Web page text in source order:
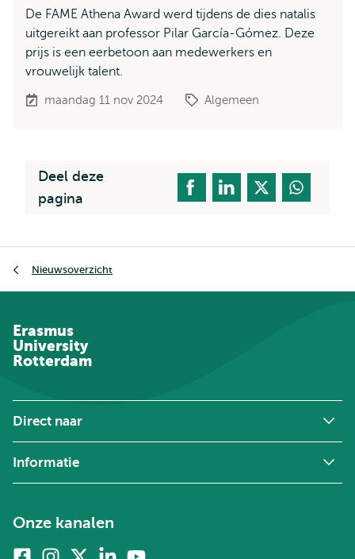
De FAME Athena Award werd tijdens de dies natalis
uitgereikt aan professor Pilar García-Gómez. Deze
prijs is een eerbetoon aan medewerkers en
vrouwelijk talent.
maandag 11 nov 2024 Algemeen
Deel deze
pagina
Nieuwsoverzicht
Erasmus
University
Rotterdam
Direct naar
Informatie
Onze kanalen